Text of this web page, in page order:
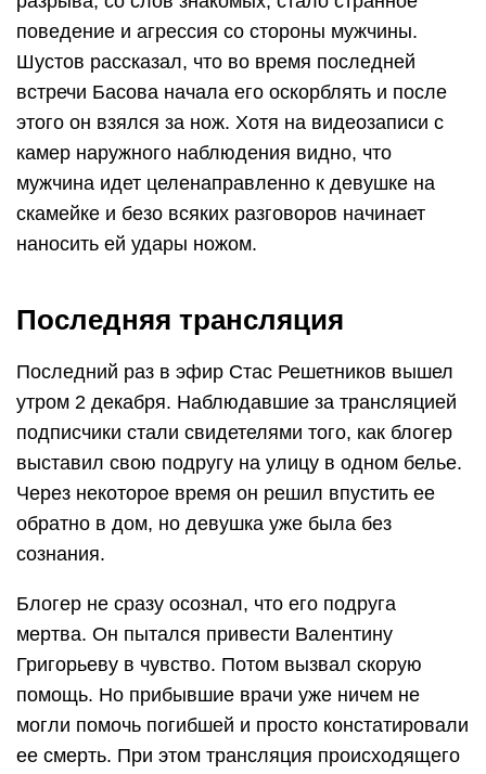
поведение и агрессия со стороны мужчины.
Шустов рассказал, что во время последней
встречи Басова начала его оскорблять и после
этого он взялся за нож. Хотя на видеозаписи с
камер наружного наблюдения видно, что
мужчина идет целенаправленно к девушке на
скамейке и безо всяких разговоров начинает
наносить ей удары ножом.
Последняя трансляция
Последний раз в эфир Стас Решетников вышел
утром 2 декабря. Наблюдавшие за трансляцией
подписчики стали свидетелями того, как блогер
выставил свою подругу на улицу в одном белье.
Через некоторое время он решил впустить ее
обратно в дом, но девушка уже была без
сознания.
Блогер не сразу осознал, что его подруга
мертва. Он пытался привести Валентину
Григорьеву в чувство. Потом вызвал скорую
помощь. Но прибывшие врачи уже ничем не
могли помочь погибшей и просто констатировали
ее смерть. При этом трансляция происходящего